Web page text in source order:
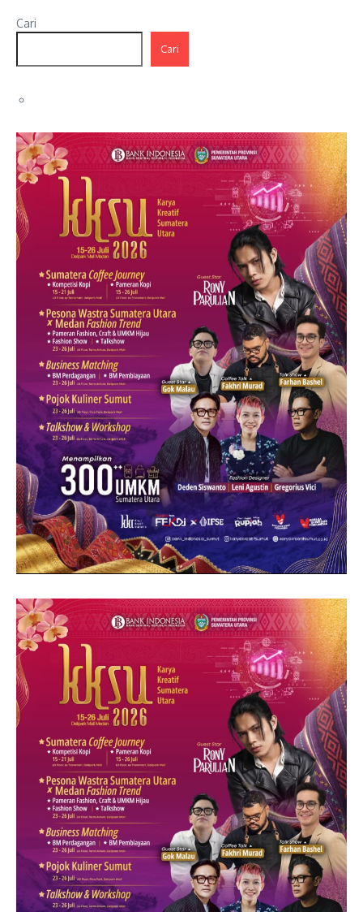
Cari
Cari